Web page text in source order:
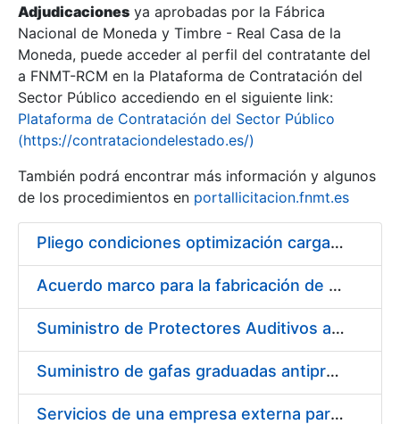
Adjudicaciones ya aprobadas por la Fábrica
Nacional de Moneda y Timbre - Real Casa de la
Moneda, puede acceder al perfil del contratante del
a FNMT-RCM en la Plataforma de Contratación del
Sector Público accediendo en el siguiente link:
Plataforma de Contratación del Sector Público
(https://contrataciondelestado.es/)
También podrá encontrar más información y algunos
de los procedimientos en portallicitacion.fnmt.es
Pliego condiciones optimización cargas compras firmado
Acuerdo marco para la fabricación de piezas
Suministro de Protectores Auditivos a medida para las personas trabajadoras de los Centros de Trabajo de Madrid y Burgos
Suministro de gafas graduadas antiproyecciones para los trabajadores de la FNMT-RCM en los centros de trabajo de Madrid y Burgos
Servicios de una empresa externa para el asesoramiento y resolución de los recursos de alzada que se presentan relacionados con procesos de selección para la FNMT-RCM